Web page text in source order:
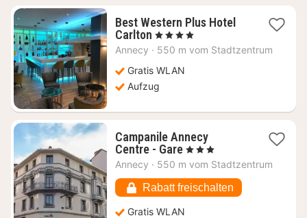
Best Western Plus Hotel
Carlton 1
Nacht
213
€
, 4 Sterne
Annecy · 550 m vom Stadtzentrum
Gratis WLAN
Aufzug
Campanile Annecy
Centre - Gare1
Nacht
155,76
€
, 3 Sterne
Annecy · 550 m vom Stadtzentrum
Rabatt freischalten
Gratis WLAN